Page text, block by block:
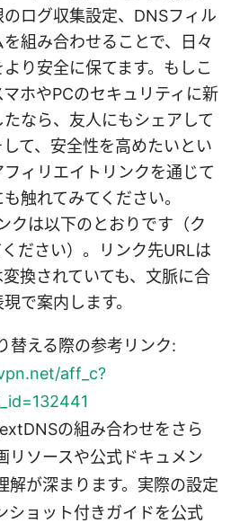
ログ収集設定、DNSフィル
組み合わせることで、日々
り安全に保てます。もしこ
ホやPCのセキュリティに新
なら、友人にもシェアして
て、安全性を高めたいとい
ィリエイトリンクを通じて
触れてみてください。
クは以下のとおりです（ク
ださい）。リンク先URLは
換されていても、文脈に合
で案内します。
替える際の参考リンク:
aff_c?
の組み合わせをさら
リソースや公式ドキュメン
解が深まります。実際の設定
ショット付きガイドを公式